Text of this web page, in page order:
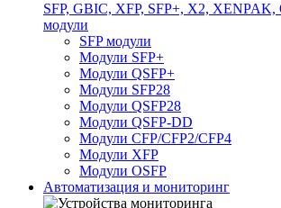
SFP, GBIC, XFP, SFP+, X2, XENPAK,
модули
SFP модули
Модули SFP+
Модули QSFP+
Модули SFP28
Модули QSFP28
Модули QSFP-DD
Модули CFP/CFP2/CFP4
Модули XFP
Модули OSFP
Автоматизация и мониторинг